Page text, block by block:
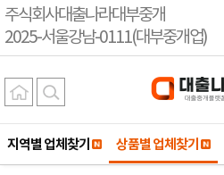
주식회사대출나라대부중개
2025-서울강남-0111(대부중개업)
지역별 업체찾기 상품별 업체찾기